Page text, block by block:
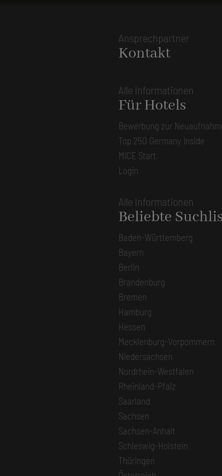
Ansprechpartner
Kontakt
Alle Informationen
Für Hotels
Bewerbung zur
Top 250 Germany Inside
MICE Start
Login
Alle Informationen
Beliebte
Baden-Württemberg
Bayern
Berlin
Brandenburg
Bremen
Hamburg
Hessen
Mecklenburg-Vorpommern
Niedersachsen
Nordrhein-Westfalen
Rheinland-Pfalz
Saarland
Sachsen
Sachsen-Anhalt
Schleswig-Holstein
Thüringen